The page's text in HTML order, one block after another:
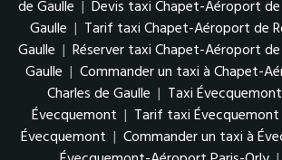
de Gaulle | Devis taxi Chapet-Aéroport de
Gaulle | Tarif taxi Chapet-Aéroport de
Gaulle | Réserver taxi Chapet-Aéroport de
Gaulle | Commander un taxi à Chapet-
Charles de Gaulle | Taxi Évecquemont
Évecquemont | Tarif taxi Évecquemont
Évecquemont | Commander un taxi à